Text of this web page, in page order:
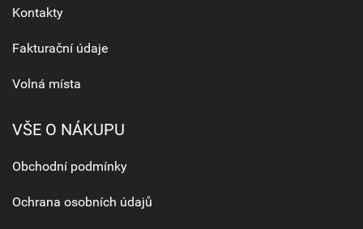
Kontakty
Fakturační údaje
Volná místa
VŠE O NÁKUPU
Obchodní podmínky
Ochrana osobních údajů